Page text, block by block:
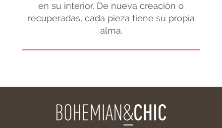
en su interior. De nueva creación o
recuperadas, cada pieza tiene su propia
alma.